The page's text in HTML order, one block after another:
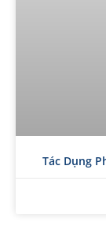
Tác Dụng